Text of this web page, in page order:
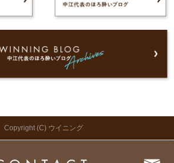
Copyright (C) ウイニング